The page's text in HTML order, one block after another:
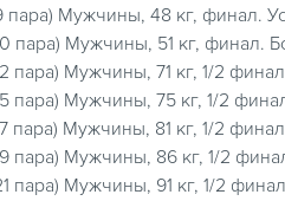
пара) Мужчины, 48 кг, финал.
пара) Мужчины, 51 кг, финал.
пара) Мужчины, 71 кг, 1/2
пара) Мужчины, 75 кг, 1/2
пара) Мужчины, 81 кг, 1/2
пара) Мужчины, 86 кг, 1/2
пара) Мужчины, 91 кг, 1/2